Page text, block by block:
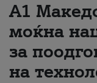
A1
моќна
за
на